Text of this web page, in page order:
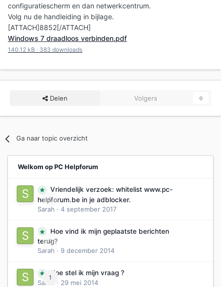
configuratiescherm en dan netwerkcentrum.
Volg nu de handleiding in bijlage.
[ATTACH]8852[/ATTACH]
Windows 7 draadloos verbinden.pdf
140.12 kB · 383 downloads
Delen Volgers 0
Ga naar topic overzicht
Welkom op PC Helpforum
0
Vriendelijk verzoek: whitelist www.pc-
helpforum.be in je adblocker.
Sarah · 4 september 2017
0
Hoe vind ik mijn geplaatste berichten
terug?
Sarah · 9 december 2014
1
Hoe stel ik mijn vraag ?
Sarah
· 29 mei 2014